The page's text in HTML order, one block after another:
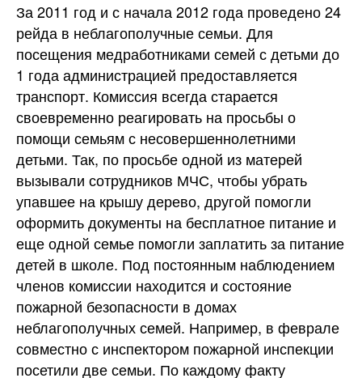
За 2011 год и с начала 2012 года проведено 24
рейда в неблагополучные семьи. Для
посещения медработниками семей с детьми до
1 года администрацией предоставляется
транспорт. Комиссия всегда старается
своевременно реагировать на просьбы о
помощи семьям с несовершеннолетними
детьми. Так, по просьбе одной из матерей
вызывали сотрудников МЧС, чтобы убрать
упавшее на крышу дерево, другой помогли
оформить документы на бесплатное питание и
еще одной семье помогли заплатить за питание
детей в школе. Под постоянным наблюдением
членов комиссии находится и состояние
пожарной безопасности в домах
неблагополучных семей. Например, в феврале
совместно с инспектором пожарной инспекции
посетили две семьи. По каждому факту